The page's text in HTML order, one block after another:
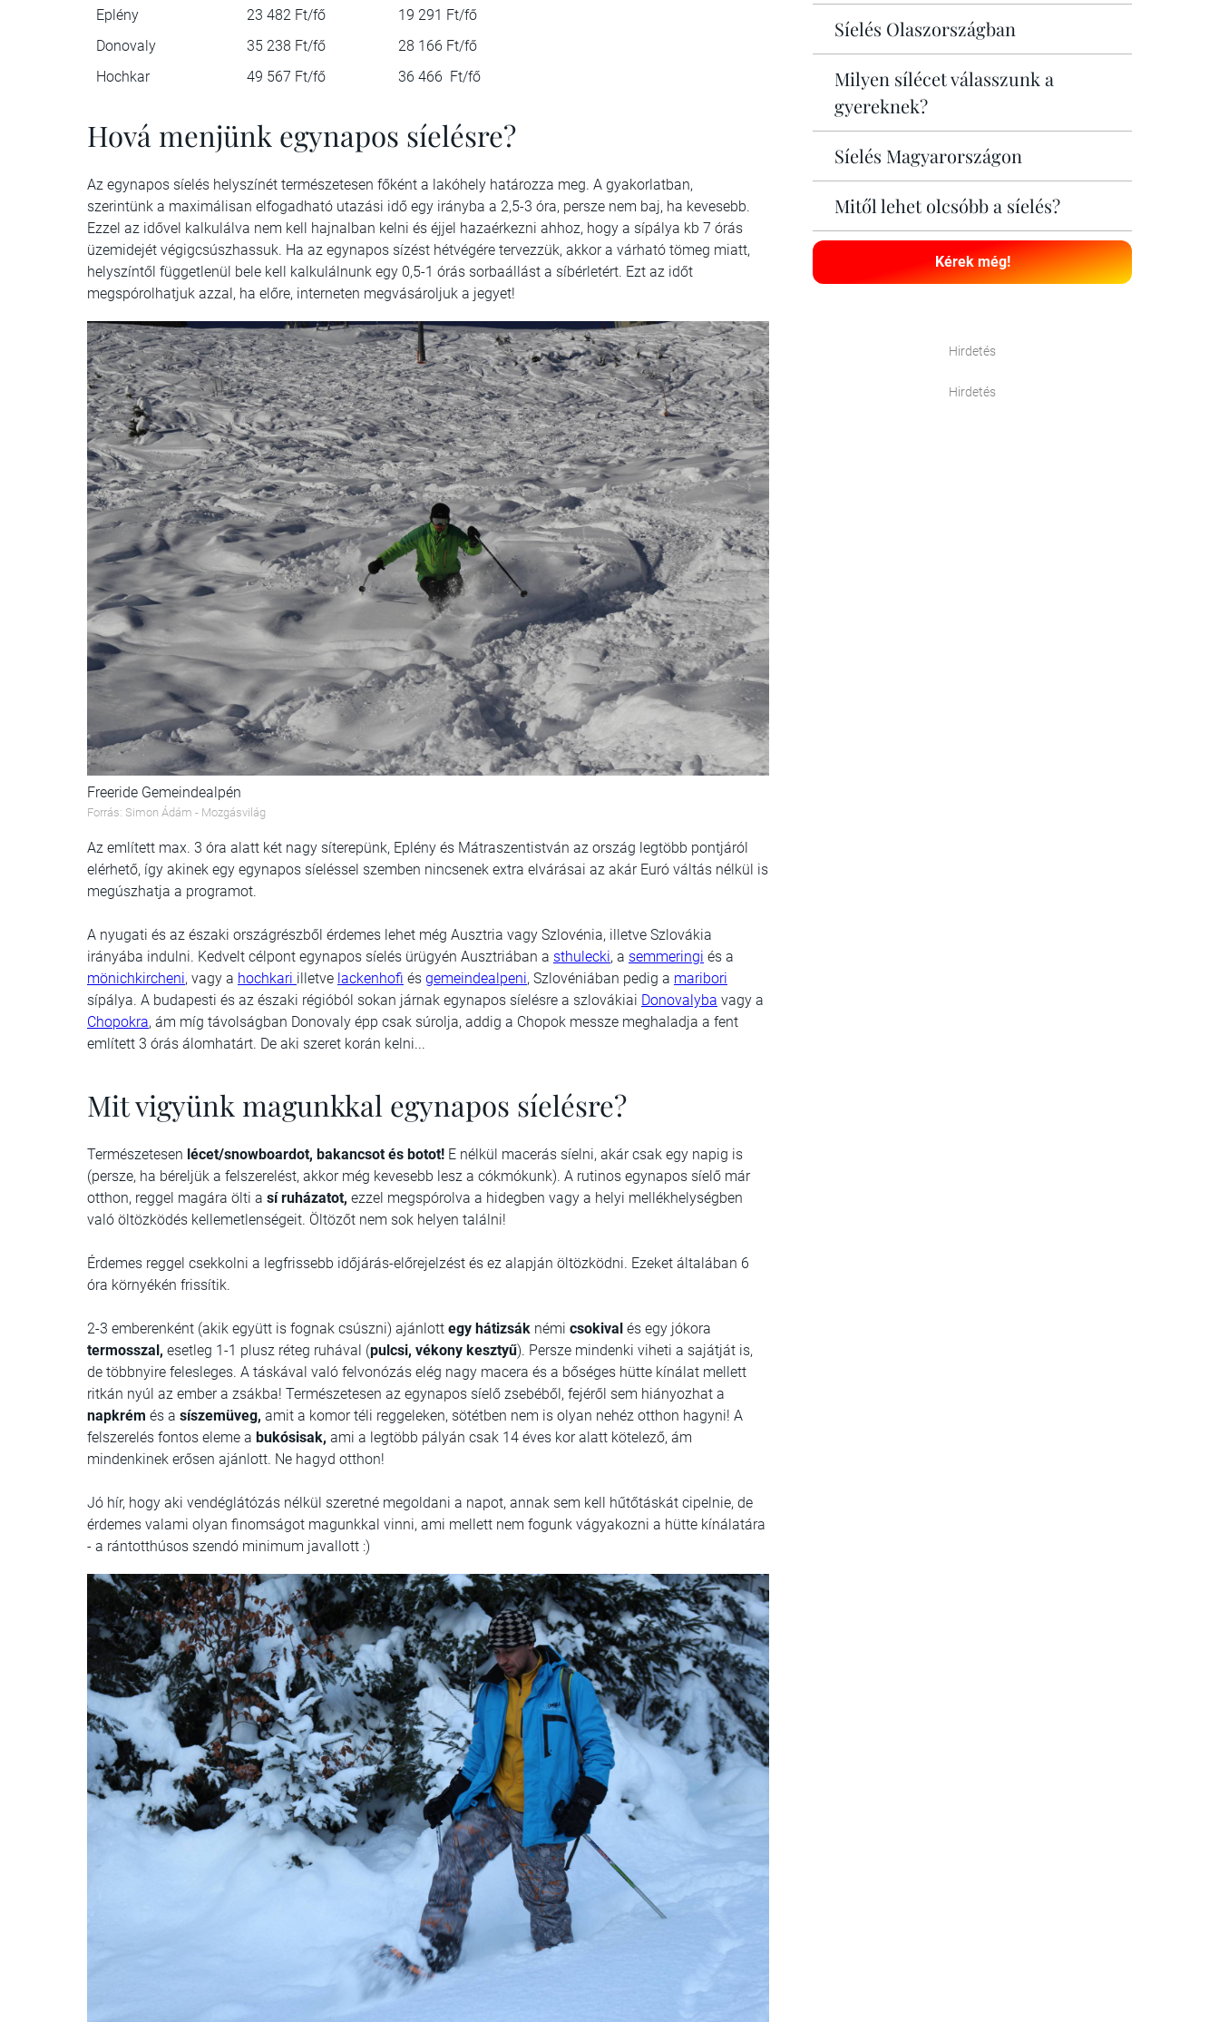
Eplény
23 482 Ft/fő
19 291 Ft/fő
Donovaly
35 238 Ft/fő
28 166 Ft/fő
Hochkar
49 567 Ft/fő 36 466 Ft/fő
Hová menjünk egynapos síelésre?
Az egynapos síelés helyszínét természetesen főként a lakóhely határozza meg. A gyakorlatban,
szerintünk a maximálisan elfogadható utazási idő egy irányba a 2,5-3 óra, persze nem baj, ha kevesebb.
Ezzel az idővel kalkulálva nem kell hajnalban kelni és éjjel hazaérkezni ahhoz, hogy a sípálya kb 7 órás
üzemidejét végigcsúszhassuk. Ha az egynapos sízést hétvégére tervezzük, akkor a várható tömeg miatt,
helyszíntől függetlenül bele kell kalkulálnunk egy 0,5-1 órás sorbaállást a síbérletért. Ezt az időt
megspórolhatjuk azzal, ha előre, interneten megvásároljuk a jegyet!
Freeride Gemeindealpén
Forrás: Simon Ádám - Mozgásvilág
Az említett max. 3 óra alatt két nagy síterepünk, Eplény és Mátraszentistván az ország legtöbb pontjáról
elérhető, így akinek egy egynapos síeléssel szemben nincsenek extra elvárásai az akár Euró váltás nélkül is
megúszhatja a programot.
A nyugati és az északi országrészből érdemes lehet még Ausztria vagy Szlovénia, illetve Szlovákia
irányába indulni. Kedvelt célpont egynapos síelés ürügyén Ausztriában a sthulecki, a semmeringi és a
mönichkircheni, vagy a hochkari illetve lackenhofi és gemeindealpeni, Szlovéniában pedig a maribori
sípálya. A budapesti és az északi régióból sokan járnak egynapos síelésre a szlovákiai Donovalyba vagy a
Chopokra, ám míg távolságban Donovaly épp csak súrolja, addig a Chopok messze meghaladja a fent
említett 3 órás álomhatárt. De aki szeret korán kelni...
Mit vigyünk magunkkal egynapos síelésre?
Természetesen lécet/snowboardot, bakancsot és botot! E nélkül macerás síelni, akár csak egy napig is
(persze, ha béreljük a felszerelést, akkor még kevesebb lesz a cókmókunk). A rutinos egynapos síelő már
otthon, reggel magára ölti a sí ruházatot, ezzel megspórolva a hidegben vagy a helyi mellékhelységben
való öltözködés kellemetlenségeit. Öltözőt nem sok helyen találni!
Érdemes reggel csekkolni a legfrissebb időjárás-előrejelzést és ez alapján öltözködni. Ezeket általában 6
óra környékén frissítik.
2-3 emberenként (akik együtt is fognak csúszni) ajánlott egy hátizsák némi csokival és egy jókora
termosszal, esetleg 1-1 plusz réteg ruhával (pulcsi, vékony kesztyű). Persze mindenki viheti a sajátját is,
de többnyire felesleges. A táskával való felvonózás elég nagy macera és a bőséges hütte kínálat mellett
ritkán nyúl az ember a zsákba! Természetesen az egynapos síelő zsebéből, fejéről sem hiányozhat a
napkrém és a síszemüveg, amit a komor téli reggeleken, sötétben nem is olyan nehéz otthon hagyni! A
felszerelés fontos eleme a bukósisak, ami a legtöbb pályán csak 14 éves kor alatt kötelező, ám
mindenkinek erősen ajánlott. Ne hagyd otthon!
Jó hír, hogy aki vendéglátózás nélkül szeretné megoldani a napot, annak sem kell hűtőtáskát cipelnie, de
érdemes valami olyan finomságot magunkkal vinni, ami mellett nem fogunk vágyakozni a hütte kínálatára
- a rántotthúsos szendó minimum javallott :)
Síelés Olaszországban
Milyen sílécet válasszunk a
gyereknek?
Síelés Magyarországon
Mitől lehet olcsóbb a síelés?
Kérek még!
Hirdetés
Hirdetés